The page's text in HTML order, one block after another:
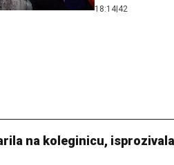
18:14|42
na koleginicu,